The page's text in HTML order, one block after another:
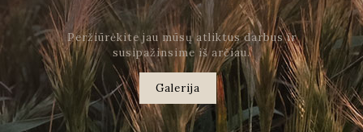
Peržiūrėkite jau mūsų atliktus darbus ir
susipažinsime iš arčiau.
Galerija